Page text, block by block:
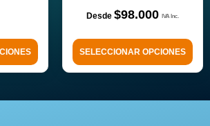
$98.000
SELECCIONAR OPCIONES